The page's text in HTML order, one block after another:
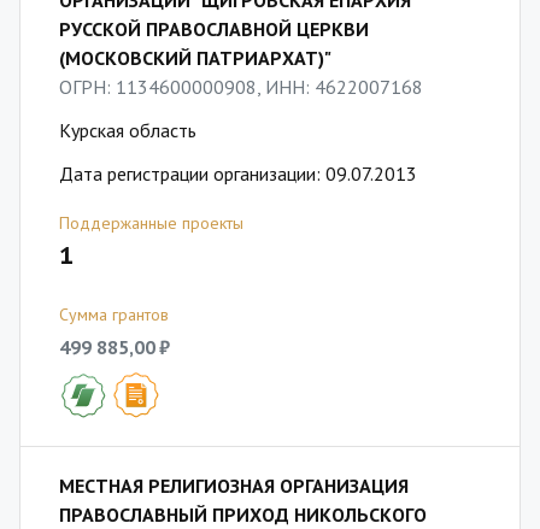
РУССКОЙ ПРАВОСЛАВНОЙ ЦЕРКВИ
(МОСКОВСКИЙ ПАТРИАРХАТ)"
ОГРН: 1134600000908, ИНН: 4622007168
Курская область
Дата регистрации организации: 09.07.2013
Поддержанные проекты
1
Сумма грантов
499 885,00 ₽
МЕСТНАЯ РЕЛИГИОЗНАЯ ОРГАНИЗАЦИЯ
ПРАВОСЛАВНЫЙ ПРИХОД НИКОЛЬСКОГО